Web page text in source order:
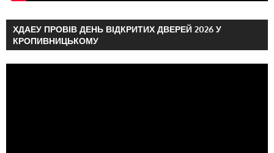
ХДАЕУ ПРОВІВ ДЕНЬ ВІДКРИТИХ ДВЕРЕЙ 2026 У
КРОПИВНИЦЬКОМУ